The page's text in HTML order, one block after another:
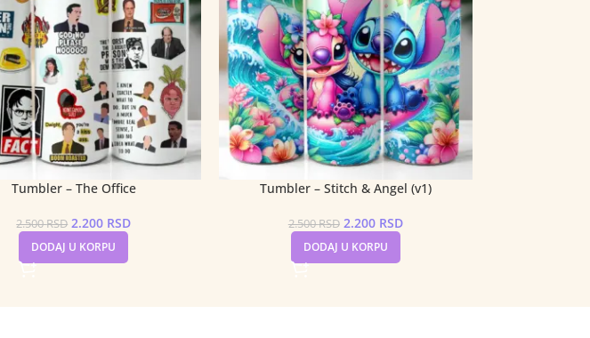
Tumbler – The Office
2.500RSD 2.200 RSD
DODAJ U KORPU
Tumbler – Stitch & Angel (v1)
2.500RSD 2.200 RSD
DODAJ U KORPU